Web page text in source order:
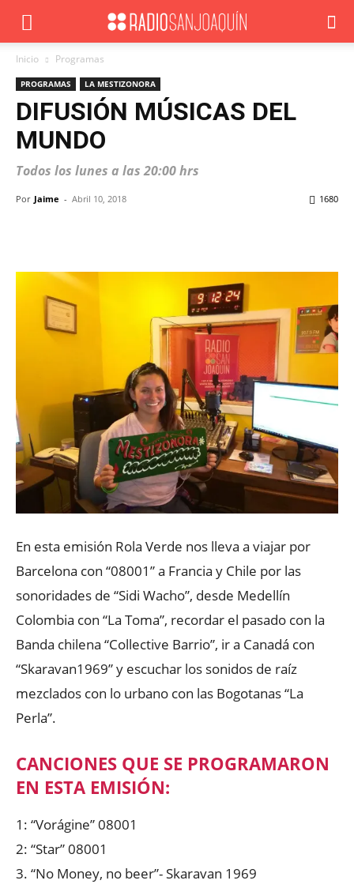
Inicio Programas
PROGRAMAS LA MESTIZONORA
DIFUSIÓN MÚSICAS DEL
MUNDO
Todos los lunes a las 20:00 hrs
Por Jaime - Abril 10, 2018 1680
En esta emisión Rola Verde nos lleva a viajar por
Barcelona con “08001” a Francia y Chile por las
sonoridades de “Sidi Wacho”, desde Medellín
Colombia con “La Toma”, recordar el pasado con la
Banda chilena “Collective Barrio”, ir a Canadá con
“Skaravan1969” y escuchar los sonidos de raíz
mezclados con lo urbano con las Bogotanas “La
Perla”.
CANCIONES QUE SE PROGRAMARON
EN ESTA EMISIÓN:
1: “Vorágine” 08001
2: “Star” 08001
3. “No Money, no beer”- Skaravan 1969